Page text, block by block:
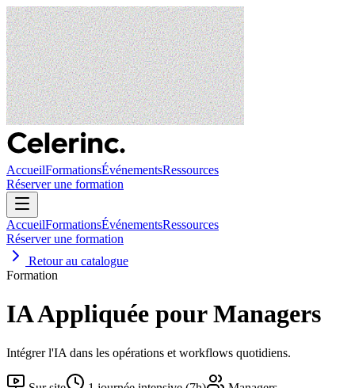
AccueilFormationsÉvénementsRessources
Réserver une formation
AccueilFormationsÉvénementsRessources
Réserver une formation
Retour au catalogue
Formation
IA Appliquée pour Managers
Intégrer l'IA dans les opérations et workflows quotidiens.